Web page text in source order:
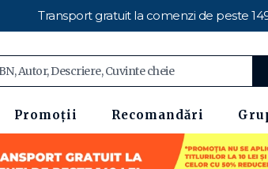
Transport gratuit la comenzi de peste
Promoții Recomandări